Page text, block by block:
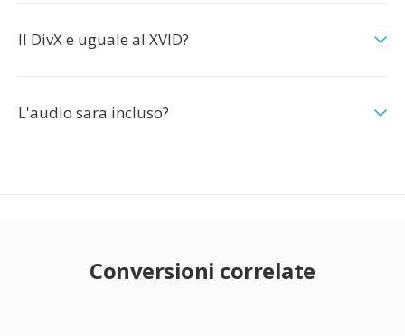
Il DivX e uguale al XVID?
L'audio sara incluso?
Conversioni correlate